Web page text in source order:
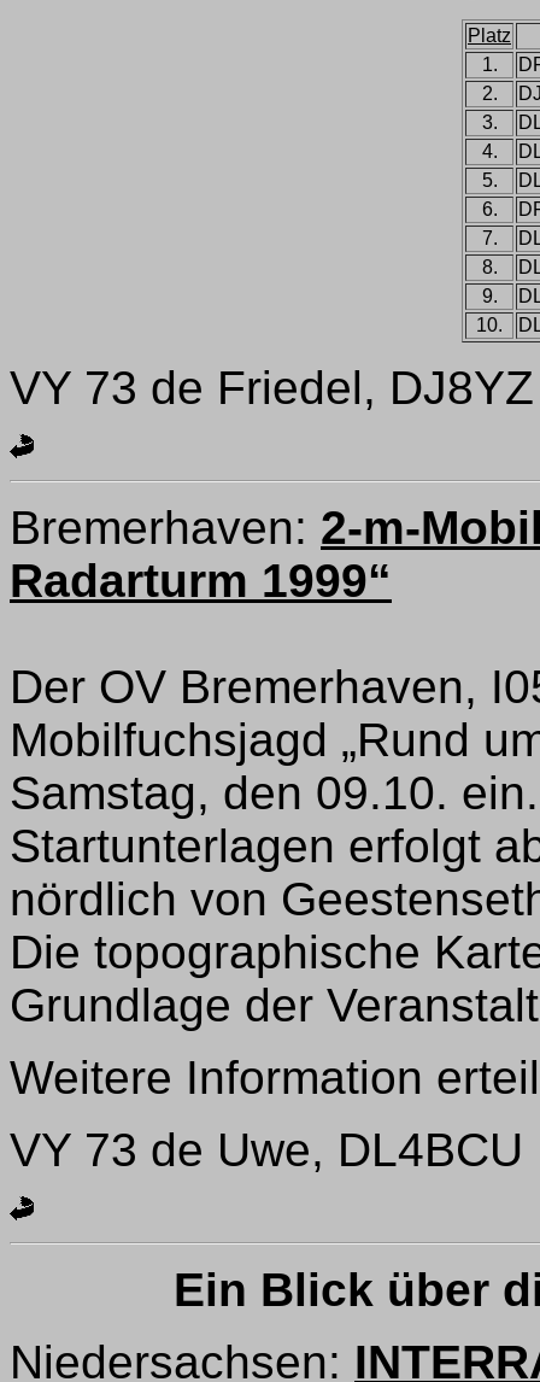
Platz
1.
2.
3.
4.
5.
6.
7.
8.
9.
10.
VY 73 de Friedel, DJ8YZ
Bremerhaven: 2-m-
Radarturm 1999“
Der OV Bremerhaven,
Mobilfuchsjagd „Rund
Samstag, den 09.10.
Startunterlagen erfolgt
nördlich von
Die topographische
Grundlage der
Weitere Information
VY 73 de Uwe, DL4BCU
Ein Blick über
Niedersachsen: